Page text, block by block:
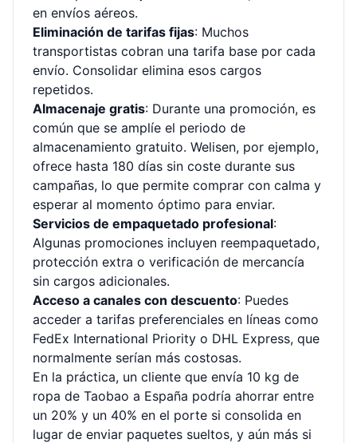
en envíos aéreos.
Eliminación de tarifas fijas: Muchos
transportistas cobran una tarifa base por cada
envío. Consolidar elimina esos cargos
repetidos.
Almacenaje gratis: Durante una promoción, es
común que se amplíe el periodo de
almacenamiento gratuito. Welisen, por ejemplo,
ofrece hasta 180 días sin coste durante sus
campañas, lo que permite comprar con calma y
esperar al momento óptimo para enviar.
Servicios de empaquetado profesional:
Algunas promociones incluyen reempaquetado,
protección extra o verificación de mercancía
sin cargos adicionales.
Acceso a canales con descuento: Puedes
acceder a tarifas preferenciales en líneas como
FedEx International Priority o DHL Express, que
normalmente serían más costosas.
En la práctica, un cliente que envía 10 kg de
ropa de Taobao a España podría ahorrar entre
un 20% y un 40% en el porte si consolida en
lugar de enviar paquetes sueltos, y aún más si